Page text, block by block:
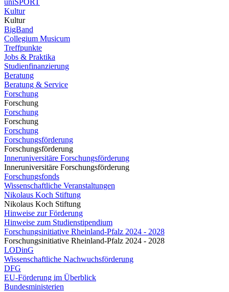
uniSPORT
Kultur
Kultur
BigBand
Collegium Musicum
Treffpunkte
Jobs & Praktika
Studienfinanzierung
Beratung
Beratung & Service
Forschung
Forschung
Forschung
Forschung
Forschung
Forschungsförderung
Forschungsförderung
Inneruniversitäre Forschungsförderung
Inneruniversitäre Forschungsförderung
Forschungsfonds
Wissenschaftliche Veranstaltungen
Nikolaus Koch Stiftung
Nikolaus Koch Stiftung
Hinweise zur Förderung
Hinweise zum Studienstipendium
Forschungsinitiative Rheinland-Pfalz 2024 - 2028
Forschungsinitiative Rheinland-Pfalz 2024 - 2028
LODinG
Wissenschaftliche Nachwuchsförderung
DFG
EU-Förderung im Überblick
Bundesministerien